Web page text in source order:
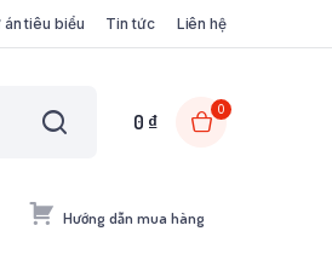
án tiêu biểu Tin tức Liên hệ
0 ₫
0
Hướng dẫn mua hàng